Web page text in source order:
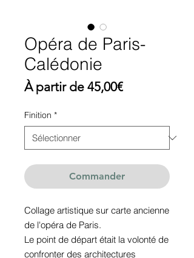
Opéra de Paris-
Calédonie
À partir de 45,00€Prix
Finition *
Commander
Collage artistique sur carte ancienne
de l'opéra de Paris.
Le point de départ était la volonté de
confronter des architectures